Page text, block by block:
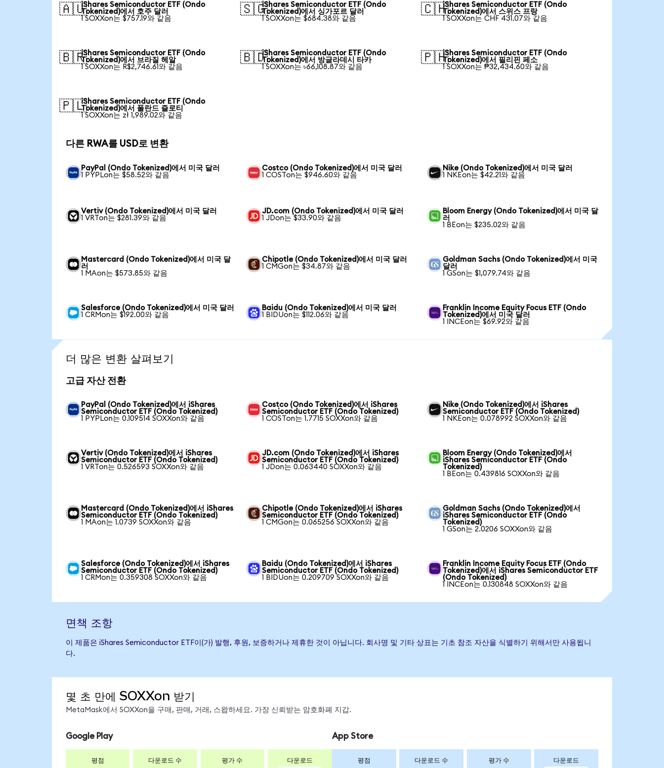
🇦🇺iShares Semiconductor ETF (Ondo
Tokenized)에서 호주 달러
1 SOXXon는 $757.19와 같음
🇸🇬iShares Semiconductor ETF (Ondo
Tokenized)에서 싱가포르 달러
1 SOXXon는 $684.38와 같음
🇨🇭iShares Semiconductor ETF (Ondo
Tokenized)에서 스위스 프랑
1 SOXXon는 CHF 431.07와 같음
🇧🇷iShares Semiconductor ETF (Ondo
Tokenized)에서 브라질 헤알
1 SOXXon는 R$2,746.61와 같음
🇧🇩iShares Semiconductor ETF (Ondo
Tokenized)에서 방글라데시 타카
1 SOXXon는 ৳66,108.87와 같음
🇵🇭iShares Semiconductor ETF (Ondo
Tokenized)에서 필리핀 페소
1 SOXXon는 ₱32,434.60와 같음
🇵🇱iShares Semiconductor ETF (Ondo
Tokenized)에서 폴란드 즐로티
1 SOXXon는 zł 1,989.02와 같음
다른 RWA를 USD로 변환
PayPal (Ondo Tokenized)에서 미국 달러
1 PYPLon는 $58.52와 같음
Costco (Ondo Tokenized)에서 미국 달러
1 COSTon는 $946.60와 같음
Nike (Ondo Tokenized)에서 미국 달러
1 NKEon는 $42.21와 같음
Vertiv (Ondo Tokenized)에서 미국 달러
1 VRTon는 $281.39와 같음
JD.com (Ondo Tokenized)에서 미국 달러
1 JDon는 $33.90와 같음
Bloom Energy (Ondo Tokenized)에서 미국 달
러
1 BEon는 $235.02와 같음
Mastercard (Ondo Tokenized)에서 미국 달
러
1 MAon는 $573.85와 같음
Chipotle (Ondo Tokenized)에서 미국 달러
1 CMGon는 $34.87와 같음
Goldman Sachs (Ondo Tokenized)에서 미국
달러
1 GSon는 $1,079.74와 같음
Salesforce (Ondo Tokenized)에서 미국 달러
1 CRMon는 $192.00와 같음
Baidu (Ondo Tokenized)에서 미국 달러
1 BIDUon는 $112.06와 같음
Franklin Income Equity Focus ETF (Ondo
Tokenized)에서 미국 달러
1 INCEon는 $69.92와 같음
더 많은 변환 살펴보기
고급 자산 전환
PayPal (Ondo Tokenized)에서 iShares
Semiconductor ETF (Ondo Tokenized)
1 PYPLon는 0.109514 SOXXon와 같음
Costco (Ondo Tokenized)에서 iShares
Semiconductor ETF (Ondo Tokenized)
1 COSTon는 1.7715 SOXXon와 같음
Nike (Ondo Tokenized)에서 iShares
Semiconductor ETF (Ondo Tokenized)
1 NKEon는 0.078992 SOXXon와 같음
Vertiv (Ondo Tokenized)에서 iShares
Semiconductor ETF (Ondo Tokenized)
1 VRTon는 0.526593 SOXXon와 같음
JD.com (Ondo Tokenized)에서 iShares
Semiconductor ETF (Ondo Tokenized)
1 JDon는 0.063440 SOXXon와 같음
Bloom Energy (Ondo Tokenized)에서
iShares Semiconductor ETF (Ondo
Tokenized)
1 BEon는 0.439816 SOXXon와 같음
Mastercard (Ondo Tokenized)에서 iShares
Semiconductor ETF (Ondo Tokenized)
1 MAon는 1.0739 SOXXon와 같음
Chipotle (Ondo Tokenized)에서 iShares
Semiconductor ETF (Ondo Tokenized)
1 CMGon는 0.065256 SOXXon와 같음
Goldman Sachs (Ondo Tokenized)에서
iShares Semiconductor ETF (Ondo
Tokenized)
1 GSon는 2.0206 SOXXon와 같음
Salesforce (Ondo Tokenized)에서 iShares
Semiconductor ETF (Ondo Tokenized)
1 CRMon는 0.359308 SOXXon와 같음
Baidu (Ondo Tokenized)에서 iShares
Semiconductor ETF (Ondo Tokenized)
1 BIDUon는 0.209709 SOXXon와 같음
Franklin Income Equity Focus ETF (Ondo
Tokenized)에서 iShares Semiconductor ETF
(Ondo Tokenized)
1 INCEon는 0.130848 SOXXon와 같음
면책 조항
이 제품은 iShares Semiconductor ETF이(가) 발행, 후원, 보증하거나 제휴한 것이 아닙니다. 회사명 및 기타 상표는 기초 참조 자산을 식별하기 위해서만 사용됩니
다.
몇 초 만에 SOXXon 받기
MetaMask에서 SOXXon을 구매, 판매, 거래, 스왑하세요. 가장 신뢰받는 암호화폐 지갑.
Google Play
평점 다운로드 수 평가 수 다운로드
App Store
평점 다운로드 수 평가 수 다운로드